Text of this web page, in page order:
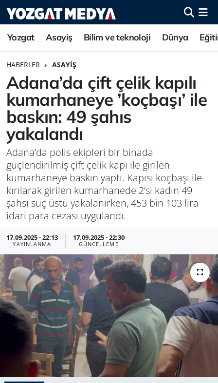
Yozgat Asayiş Bilim ve teknoloji Dünya
HABERLER ASAYIŞ
Adana’da çift çelik kapılı
kumarhaneye ’koçbaşı’ ile
baskın: 49 şahıs
yakalandı
Adana’da polis ekipleri bir binada
güçlendirilmiş çift çelik kapı ile girilen
kumarhaneye baskın yaptı. Kapısı koçbaşı ile
kırılarak girilen kumarhanede 2’si kadın 49
şahsı suç üstü yakalanırken, 453 bin 103 lira
idari para cezası uygulandı.
17.09.2025 - 22:13
YAYINLANMA
17.09.2025 - 22:30
GÜNCELLEME